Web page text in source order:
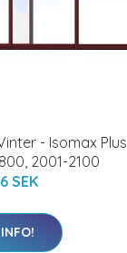
- Isomax Plus
2001-2100
SEK